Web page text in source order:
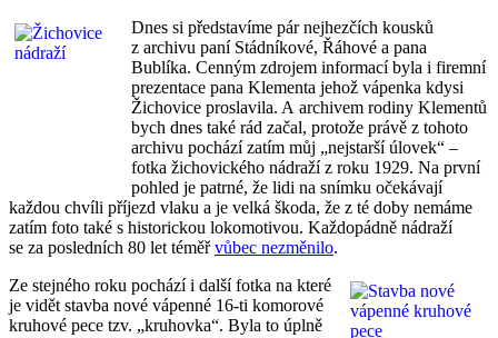
Dnes si představíme pár nejhezčích kousků
z archivu paní Stádníkové, Řáhové a pana
Bublíka. Cenným zdrojem informací byla i firemní
prezentace pana Klementa jehož vápenka kdysi
Žichovice proslavila. A archivem rodiny Klementů
bych dnes také rád začal, protože právě z tohoto
archivu pochází zatím můj „nejstarší úlovek“ –
fotka žichovického nádraží z roku 1929. Na první
pohled je patrné, že lidi na snímku očekávají
každou chvíli příjezd vlaku a je velká škoda, že z té doby nemáme
zatím foto také s historickou lokomotivou. Každopádně nádraží
se za posledních 80 let téměřvůbec nezměnilo.
Ze stejného roku pochází i další fotka na které
je vidět stavba nové vápenné 16-ti komorové
kruhové pece tzv. „kruhovka“. Byla to úplně